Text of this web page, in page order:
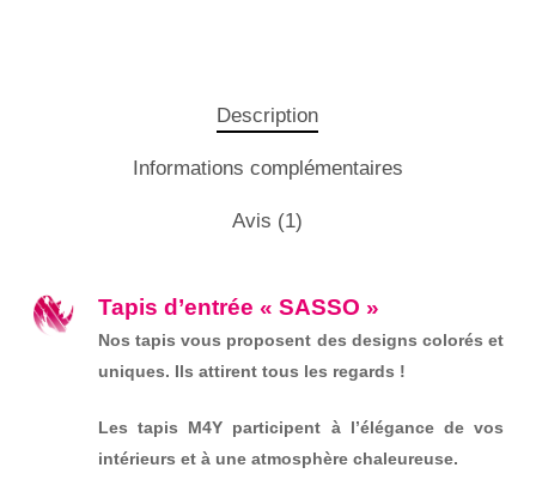
Description
Informations complémentaires
Avis (1)
Tapis d’entrée « SASSO »
Nos tapis vous proposent des designs colorés et
uniques. Ils attirent tous les regards !
Les tapis M4Y participent à l’élégance de vos
intérieurs et à une atmosphère chaleureuse.